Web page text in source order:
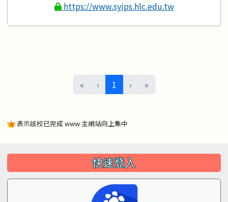
https://www.syips.hlc.edu.tw
« ‹ 1 (目前頁次)
› »
表示該校已完成 www 主網站向上集中
左邊區域內容 快速登入